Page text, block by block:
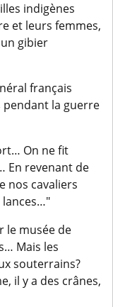
indigènes
et leurs femmes,
gibier
français
la guerre
On ne fit
En revenant de
nos cavaliers
lances…"
le musée de
Mais les
souterrains?
il y a des crânes,